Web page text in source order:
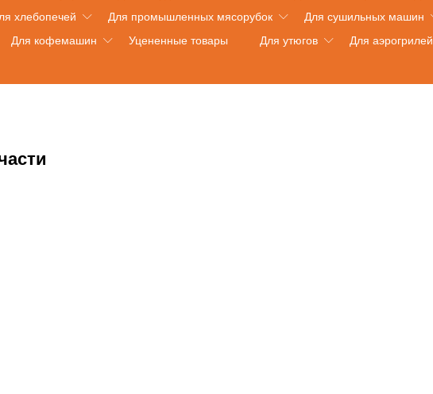
хлебопечей Для промышленных мясорубок Для сушильных машин
Для кофемашин Уцененные товары Для утюгов Для аэрогрилей